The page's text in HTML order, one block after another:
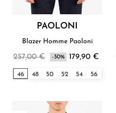
PAOLONI
Blazer Homme Paoloni
257,00 € -30% 179,90 €
46 48 50 52 54 56